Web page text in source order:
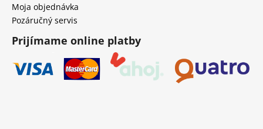
Moja objednávka
Pozáručný servis
Prijímame online platby